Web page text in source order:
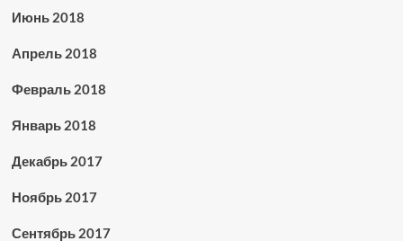
Июнь 2018
Апрель 2018
Февраль 2018
Январь 2018
Декабрь 2017
Ноябрь 2017
Сентябрь 2017